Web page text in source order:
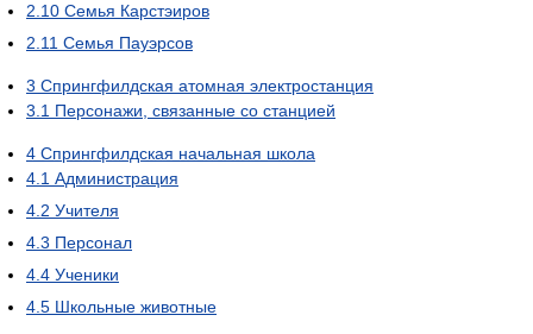
2.10 Семья Карстэиров
2.11 Семья Пауэрсов
3 Спрингфилдская атомная электростанция
3.1 Персонажи, связанные со станцией
4 Спрингфилдская начальная школа
4.1 Администрация
4.2 Учителя
4.3 Персонал
4.4 Ученики
4.5 Школьные животные